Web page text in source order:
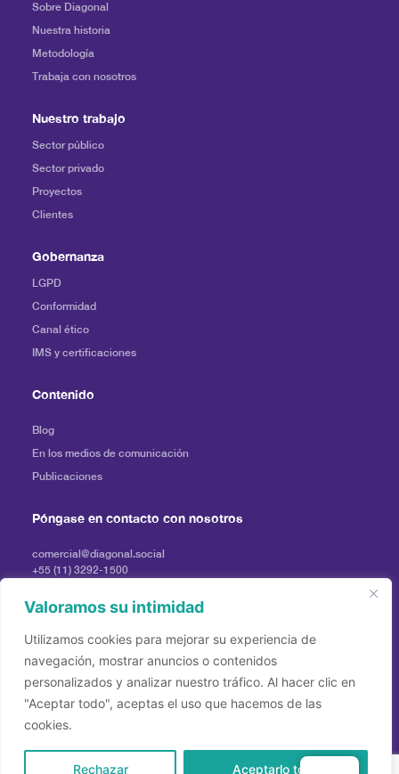
Valoramos su intimidad
Utilizamos cookies para mejorar su experiencia de
navegación, mostrar anuncios o contenidos
personalizados y analizar nuestro tráfico. Al hacer clic en
"Aceptar todo", aceptas el uso que hacemos de las
cookies.
Rechazar Aceptarlo todo
Sobre Diagonal
Nuestra historia
Metodología
Trabaja con nosotros
Nuestro trabajo
Sector público
Sector privado
Proyectos
Clientes
Gobernanza
LGPD
Conformidad
Canal ético
IMS y certificaciones
Contenido
Blog
En los medios de comunicación
Publicaciones
Póngase en contacto con nosotros
comercial@diagonal.social
+55 (11) 3292-1500
Pulse